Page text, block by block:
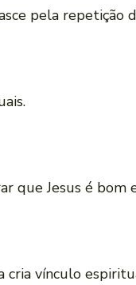
pela repetição
que Jesus é bom
cria vínculo